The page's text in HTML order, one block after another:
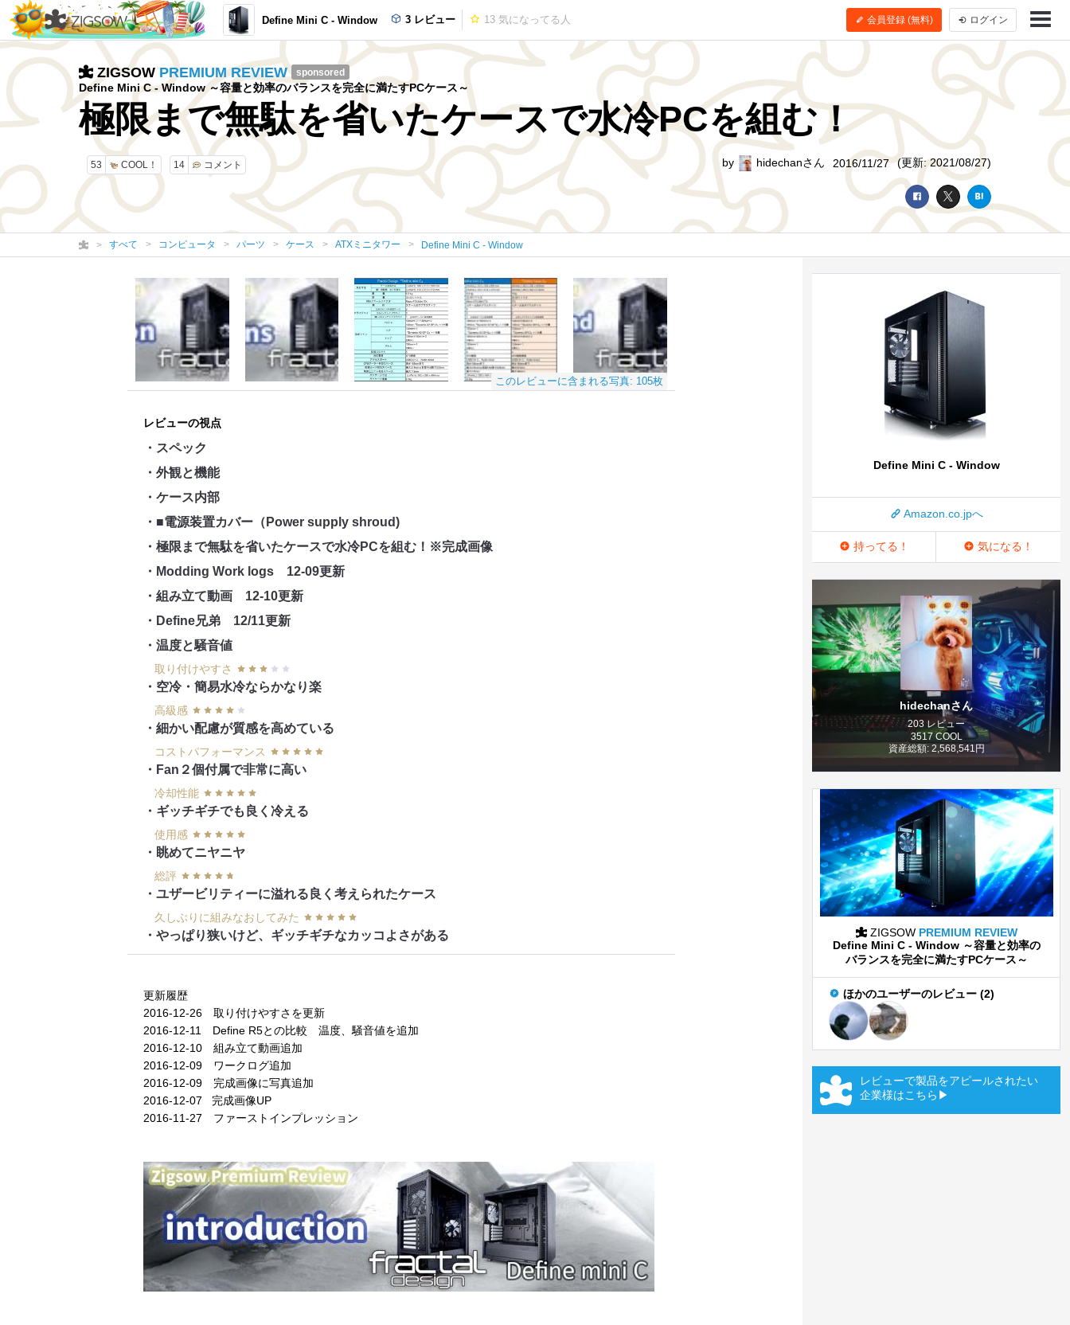
Define Mini C - Window 3 レビュー 13 気になってる人 会員登録 (無料) ログイン
ZIGSOW PREMIUM REVIEW sponsored
Define Mini C - Window ～容量と効率のバランスを完全に満たすPCケース～
極限まで無駄を省いたケースで水冷PCを組む！
53 COOL！ 14 コメント by hidechanさん 2016/11/27 (更新: 2021/08/27)
すべて コンピュータ パーツ ケース ATXミニタワー Define Mini C - Window
このレビューに含まれる写真: 105枚
レビューの視点
・スペック
・外観と機能
・ケース内部
・■電源装置カバー（Power supply shroud)
・極限まで無駄を省いたケースで水冷PCを組む！※完成画像
・Modding Work logs 12-09更新
・組み立て動画 12-10更新
・Define兄弟 12/11更新
・温度と騒音値
取り付けやすさ
・空冷・簡易水冷ならかなり楽
高級感
・細かい配慮が質感を高めている
コストパフォーマンス
・Fan２個付属で非常に高い
冷却性能
・ギッチギチでも良く冷える
使用感
・眺めてニヤニヤ
総評
・ユザービリティーに溢れる良く考えられたケース
久しぶりに組みなおしてみた
・やっぱり狭いけど、ギッチギチなカッコよさがある
更新履歴
2016-12-26 取り付けやすさを更新
2016-12-11 Define R5との比較 温度、騒音値を追加
2016-12-10 組み立て動画追加
2016-12-09 ワークログ追加
2016-12-09 完成画像に写真追加
2016-12-07 完成画像UP
2016-11-27 ファーストインプレッション
Define Mini C - Window
Amazon.co.jpへ
持ってる！ 気になる！
hidechanさん
203 レビュー
3517 COOL
資産総額: 2,568,541円
ZIGSOW PREMIUM REVIEW
Define Mini C - Window ～容量と効率の
バランスを完全に満たすPCケース～
ほかのユーザーのレビュー (2)
レビューで製品をアピールされたい
企業様はこちら▶